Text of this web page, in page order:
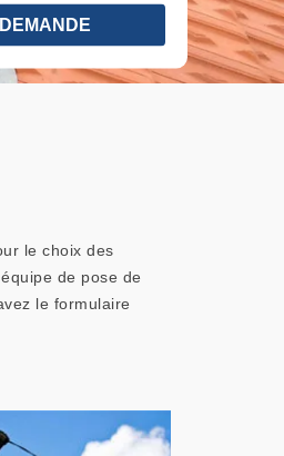
le choix des
de pose de
le formulaire